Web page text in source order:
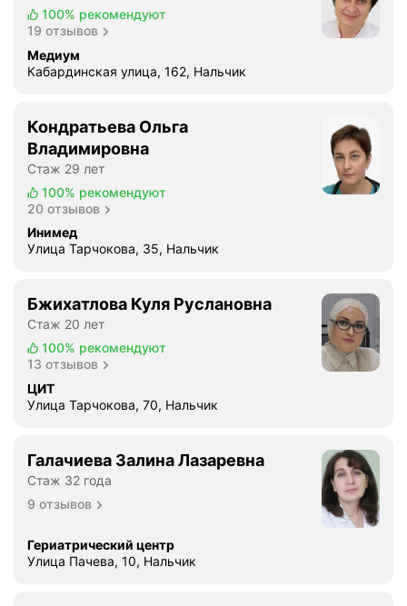
а
П
с
о
н
а
л
р
т
о
з
а
е
т
е
л
н
ы
100% рекомендуют
19 отзывов
Медиум
Кабардинская улица, 162, Нальчик
Кондратьева Ольга
Владимировна
Стаж 29 лет
100% рекомендуют
20 отзывов
Инимед
Улица Тарчокова, 35, Нальчик
Бжихатлова Куля Руслановна
Стаж 20 лет
100% рекомендуют
13 отзывов
ЦИТ
Улица Тарчокова, 70, Нальчик
Галачиева Залина Лазаревна
Стаж 32 года
9 отзывов
Гериатрический центр
Улица Пачева, 10, Нальчик